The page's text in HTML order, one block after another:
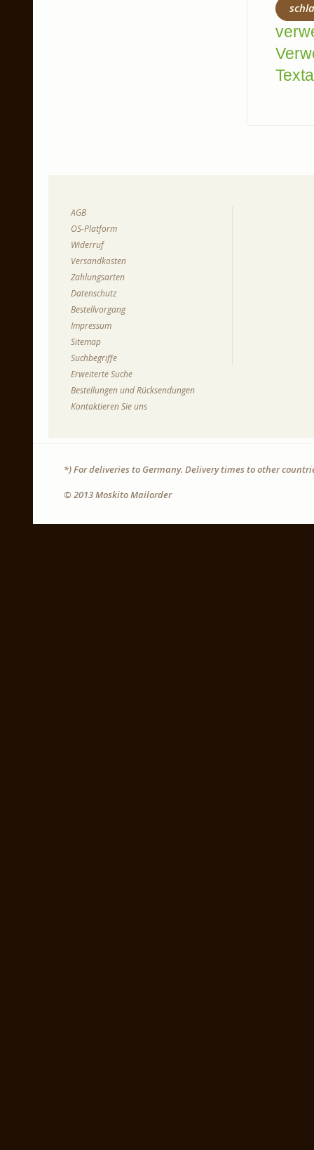
AGB
OS-Platform
Widerruf
Versandkosten
Zahlungsarten
Datenschutz
Bestellvorgang
Impressum
Sitemap
Suchbegriffe
Erweiterte Suche
Bestellungen und Rücksendungen
Kontaktieren Sie uns
*) For deliveries to Germany. Delivery times to other
© 2013 Moskito Mailorder